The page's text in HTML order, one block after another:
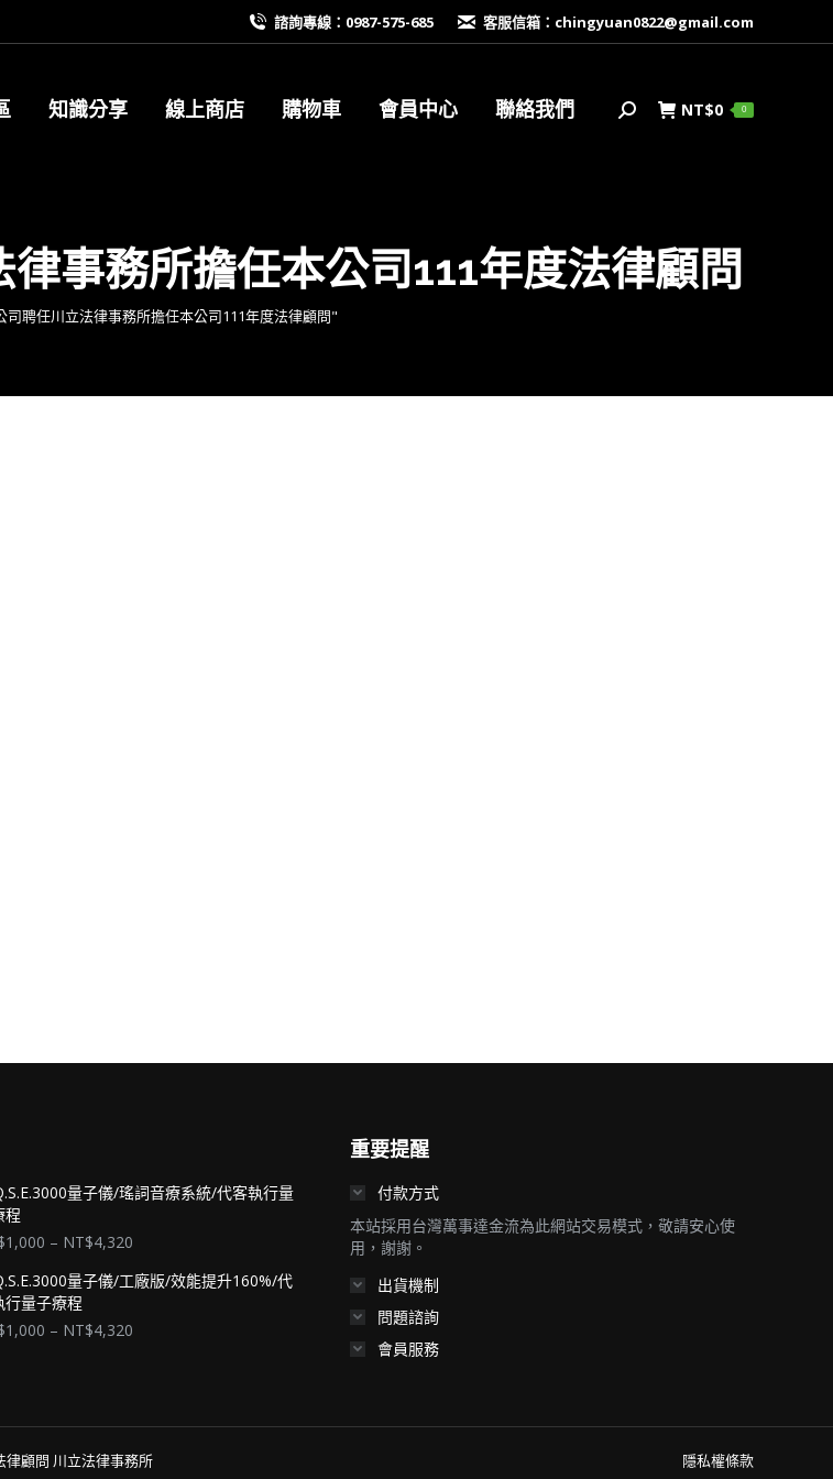
諮詢專線：0987-575-685 客服信箱： chingyuan0822@gmail.com
知識分享 線上商店 購物車 會員中心 聯絡我們
搜
NT$0 0
事務所擔任本公司111年度法律顧問
司聘任川立法律事務所擔任本公司111年度法律顧問"
量子儀/瑤詞音療系統/代客執行量
程
1,000 – NT$4,320價
範
NT$1,000
量子儀/工廠版/效能提升160%/代
行量子療程
1,000 – NT$4,320價
NT$4,320
重要提醒
付款方式
本站採用台灣萬事達金流為此網站交易模式，敬請安心使
用，謝謝。
出貨機制
問題諮詢
會員服務
顧問 川立法律事務所 隱私權條款